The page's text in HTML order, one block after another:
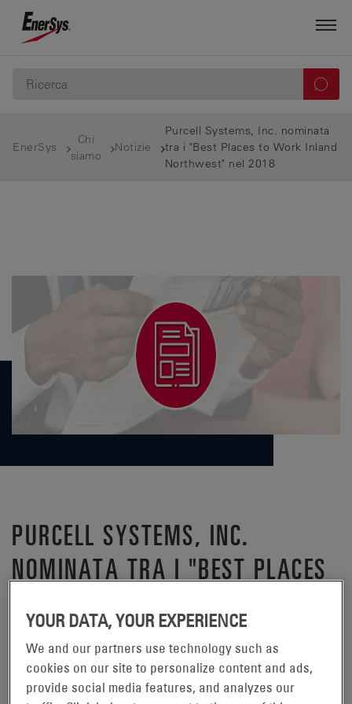
EnerSys
Chi
siamo
Notizie
Purcell Systems, Inc. nominata
tra i "Best Places to Work Inland
Northwest" nel 2018
PURCELL SYSTEMS, INC.
NOMINATA TRA I "BEST PLACES
NEL 2018
READING, Pennsylvania, 18
YOUR DATA, YOUR EXPERIENCE
We and our partners use technology such as
cookies on our site to personalize content and ads,
provide social media features, and analyzes our